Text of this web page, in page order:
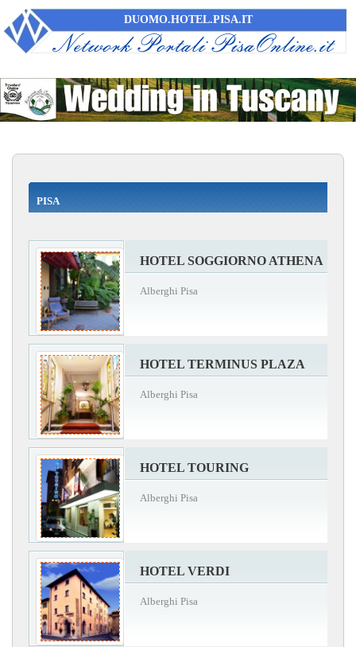
DUOMO.HOTEL.PISA.IT
PISA
HOTEL SOGGIORNO ATHENA
Alberghi Pisa
HOTEL TERMINUS PLAZA
Alberghi Pisa
HOTEL TOURING
Alberghi Pisa
HOTEL VERDI
Alberghi Pisa